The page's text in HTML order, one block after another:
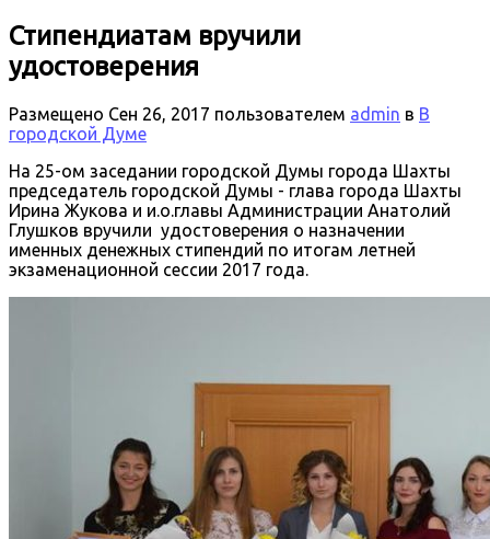
Стипендиатам вручили
удостоверения
Размещено Сен 26, 2017 пользователем admin в В
городской Думе
На 25-ом заседании городской Думы города Шахты
председатель городской Думы - глава города Шахты
Ирина Жукова и и.о.главы Администрации Анатолий
Глушков вручили удостоверения о назначении
именных денежных стипендий по итогам летней
экзаменационной сессии 2017 года.